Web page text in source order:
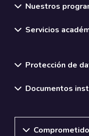
Nuestros
Servicios
Protección de
Documentos